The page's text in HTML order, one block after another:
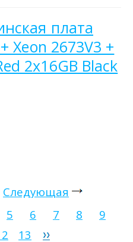
плата
Xeon 2673V3 +
2x16GB Black
Следующая
5 6 7 8
9
13